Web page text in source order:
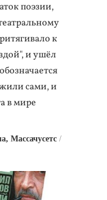
поэзии,
к
и ушёл
сами, и
в мире
Массачусетс